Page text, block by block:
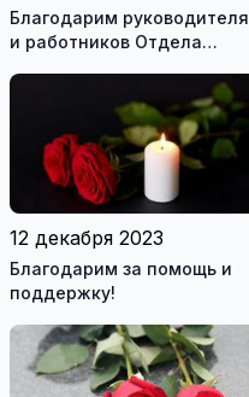
Благодарим руководителя
и работников Отдела
12 декабря 2023
Благодарим за помощь и
поддержку!